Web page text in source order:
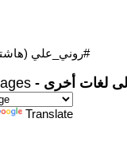
#روني_علي
لغات أخرى -
Translate